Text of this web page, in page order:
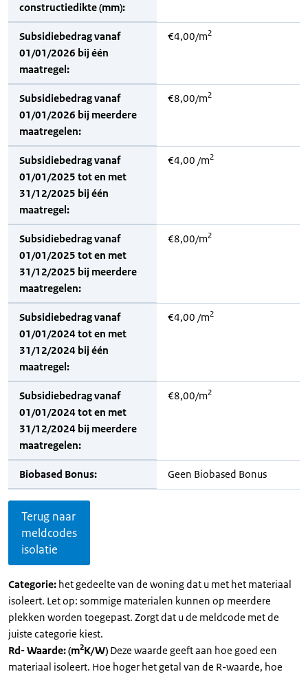
constructiedikte (mm):
Subsidiebedrag vanaf
01/01/2026 bij één
maatregel:
€4,00/m2
Subsidiebedrag vanaf
01/01/2026 bij meerdere
maatregelen:
€8,00/m2
Subsidiebedrag vanaf
01/01/2025 tot en met
31/12/2025 bij één
maatregel:
€4,00 /m2
Subsidiebedrag vanaf
01/01/2025 tot en met
31/12/2025 bij meerdere
maatregelen:
€8,00/m2
Subsidiebedrag vanaf
01/01/2024 tot en met
31/12/2024 bij één
maatregel:
€4,00 /m2
Subsidiebedrag vanaf
01/01/2024 tot en met
31/12/2024 bij meerdere
maatregelen:
€8,00/m2
Biobased Bonus: Geen Biobased Bonus
Terug naar
meldcodes
isolatie
Categorie: het gedeelte van de woning dat u met het materiaal
isoleert. Let op: sommige materialen kunnen op meerdere
plekken worden toegepast. Zorgt dat u de meldcode met de
juiste categorie kiest.
Rd- Waarde: (m2K/W) Deze waarde geeft aan hoe goed een
materiaal isoleert. Hoe hoger het getal van de R-waarde, hoe